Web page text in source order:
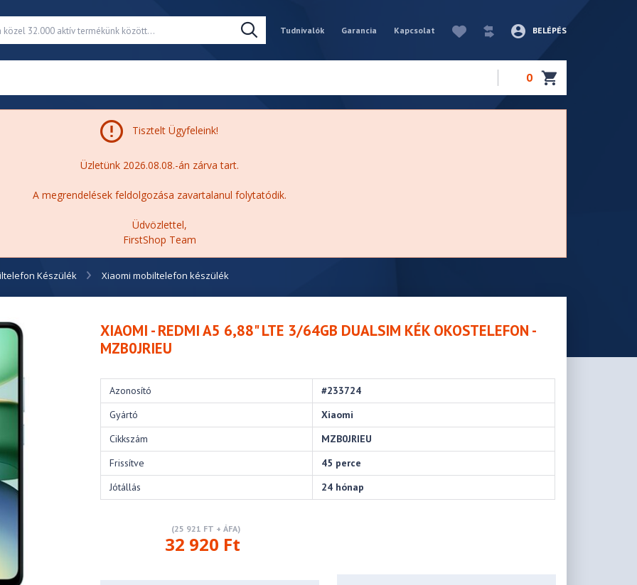
Tudnivalók Garancia Kapcsolat BELÉPÉS
0
Tisztelt Ügyfeleink!
Üzletünk 2026.08.08.-án zárva tart.
A megrendelések feldolgozása zavartalanul folytatódik.
Üdvözlettel,
FirstShop Team
Készülék Xiaomi mobiltelefon készülék
XIAOMI - REDMI A5 6,88" LTE 3/64GB DUALSIM KÉK OKOSTELEFON -
MZB0JRIEU
Azonosító
#233724
Gyártó
Xiaomi
Cikkszám
MZB0JRIEU
Frissítve
45 perce
Jótállás
24 hónap
(25 921 FT + ÁFA)
32 920 Ft